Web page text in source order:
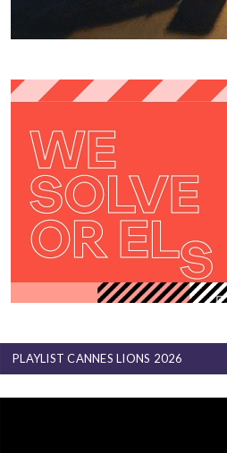
PLAYLIST CANNES LIONS 2026